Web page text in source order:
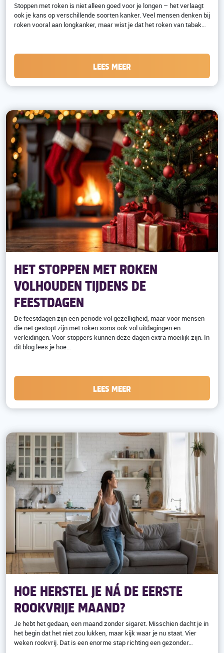
Stoppen met roken is niet alleen goed voor je longen – het verlaagt
ook je kans op verschillende soorten kanker. Veel mensen denken bij
roken vooral aan longkanker, maar wist je dat het roken van tabak…
LEES MEER
HET STOPPEN MET ROKEN
VOLHOUDEN TIJDENS DE
FEESTDAGEN
De feestdagen zijn een periode vol gezelligheid, maar voor mensen
die net gestopt zijn met roken soms ook vol uitdagingen en
verleidingen. Voor stoppers kunnen deze dagen extra moeilijk zijn. In
dit blog lees je hoe…
LEES MEER
HOE HERSTEL JE NÁ DE EERSTE
ROOKVRIJE MAAND?
Je hebt het gedaan, een maand zonder sigaret. Misschien dacht je in
het begin dat het niet zou lukken, maar kijk waar je nu staat. Vier
weken rookvrij. Dat is een enorme stap richting een gezonder…